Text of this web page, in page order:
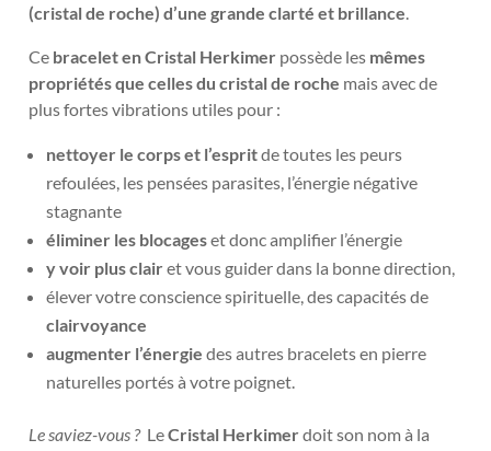
(cristal de roche) d’une grande clarté et brillance
Ce bracelet en Cristal Herkimer possède les mêmes
propriétés que celles du cristal de roche mais avec de
plus fortes vibrations utiles pour :
nettoyer le corps et l’espritde toutes les peurs
refoulées, les pensées parasites, l’énergie négative
stagnante
éliminer les blocageset donc amplifier l’énergie
y voir plus clairet vous guider dans la bonne direction,
élever votre conscience spirituelle, des capacités de
clairvoyance
augmenter l’énergie des autres bracelets en pierre
naturelles portés à votre poignet.
Le saviez-vous ?LeCristal Herkimerdoit son nom à la